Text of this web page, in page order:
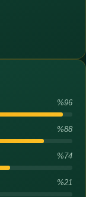
%96
%88
%74
%21